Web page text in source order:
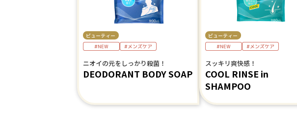
ビューティー
#NEW #メンズケア
ニオイの元をしっかり殺菌！
DEODORANT BODY SOAP
ビューティー
#NEW #メンズケア
スッキリ爽快感！
COOL RINSE in
SHAMPOO